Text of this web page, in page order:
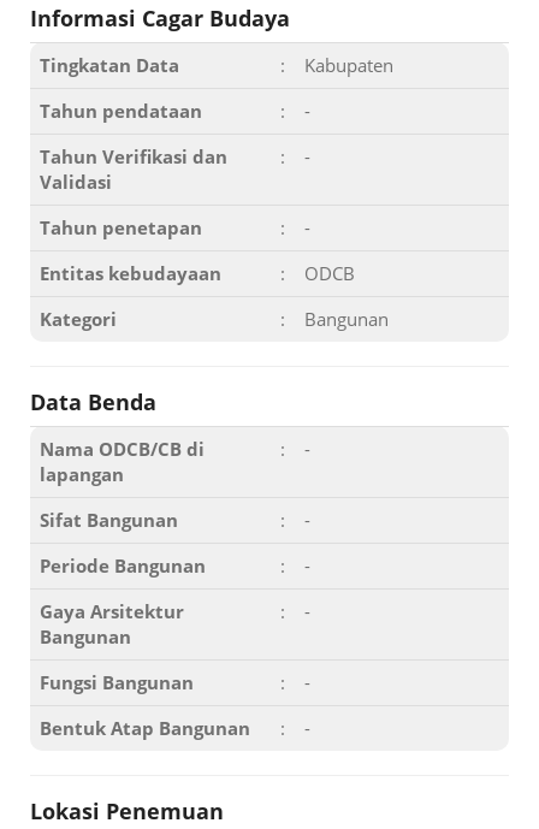
Informasi Cagar Budaya
Tingkatan Data :
Kabupaten
Tahun pendataan
:
-
Tahun Verifikasi dan
Validasi
: -
Tahun penetapan :
-
Entitas kebudayaan
:
ODCB
Kategori
: Bangunan
Data Benda
Nama ODCB/CB di
lapangan
: -
Sifat Bangunan :
-
Periode Bangunan
:
-
Gaya Arsitektur
Bangunan
: -
Fungsi Bangunan :
-
Bentuk Atap Bangunan
: -
Lokasi Penemuan